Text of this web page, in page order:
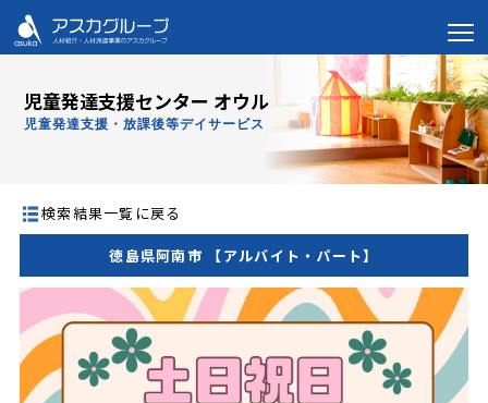
児童発達支援センター オウル
児童発達支援・放課後等デイサービス
検索結果一覧に戻る
徳島県阿南市 【アルバイト・パート】